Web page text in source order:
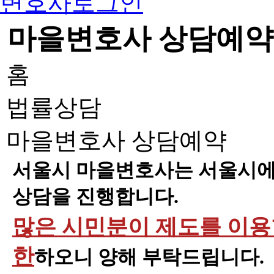
마을변호사 상담예약
홈
법률상담
마을변호사 상담예약
서울시 마을변호사는 서울시
상담을 진행합니다.
많은 시민분이 제도를 이
한하오니 양해 부탁드립니다.